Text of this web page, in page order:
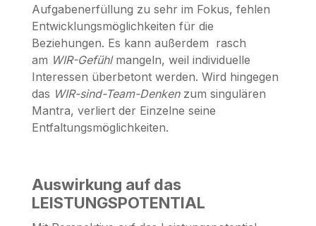
Aufgabenerfüllung zu sehr im Fokus, fehlen
Entwicklungsmöglichkeiten für die
Beziehungen. Es kann außerdem rasch
am WIR-Gefühlmangeln, weil individuelle
Interessen überbetont werden. Wird hingegen
das WIR-sind-Team-Denkenzum singulären
Mantra, verliert der Einzelne seine
Entfaltungsmöglichkeiten.
Auswirkung auf das
LEISTUNGSPOTENTIAL